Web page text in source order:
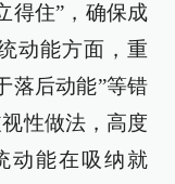
得住”，确保成
动能方面，重
落后动能”等错
性做法，高度
动能在吸纳就